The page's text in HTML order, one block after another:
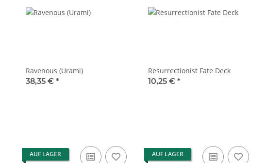
Ravenous (Urami)
38,35 € *
Resurrectionist Fate Deck
10,25 € *
AUF LAGER AUF LAGER